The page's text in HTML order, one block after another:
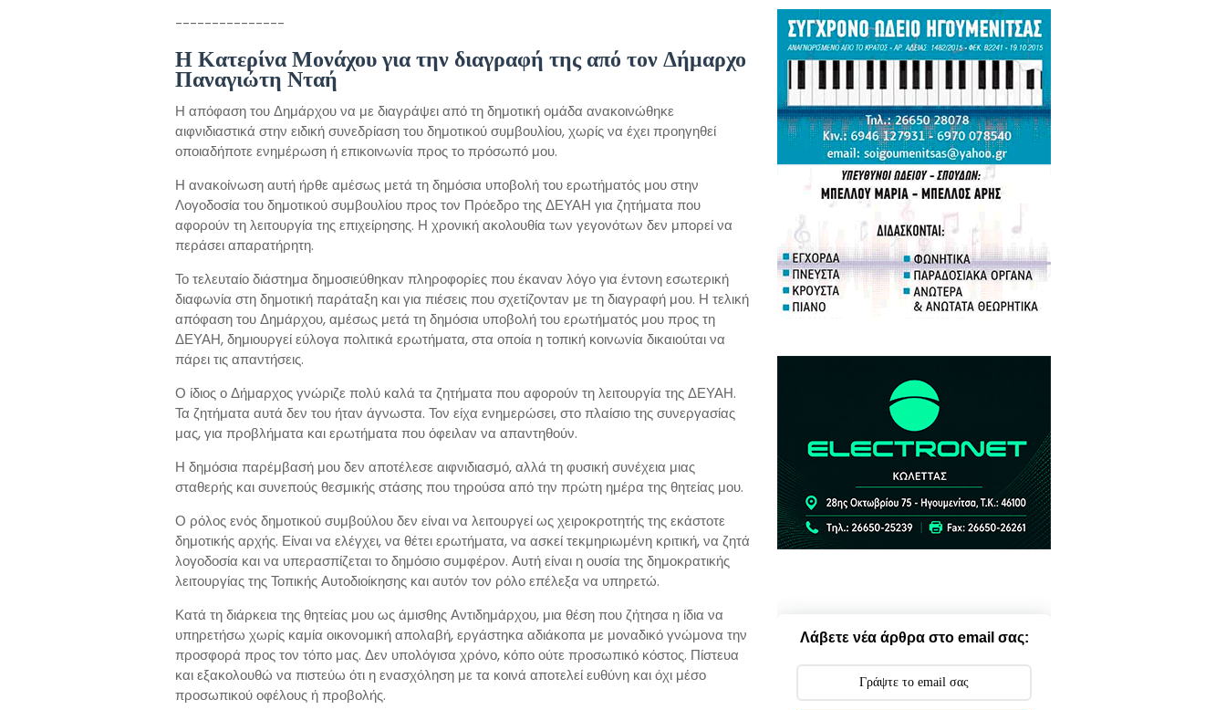
---------------
Η Κατερίνα Μονάχου για την διαγραφή της από τον Δήμαρχο
Παναγιώτη Νταή
Η απόφαση του Δημάρχου να με διαγράψει από τη δημοτική ομάδα ανακοινώθηκε
αιφνιδιαστικά στην ειδική συνεδρίαση του δημοτικού συμβουλίου, χωρίς να έχει προηγηθεί
οποιαδήποτε ενημέρωση ή επικοινωνία προς το πρόσωπό μου.
Η ανακοίνωση αυτή ήρθε αμέσως μετά τη δημόσια υποβολή του ερωτήματός μου στην
Λογοδοσία του δημοτικού συμβουλίου προς τον Πρόεδρο της ΔΕΥΑΗ για ζητήματα που
αφορούν τη λειτουργία της επιχείρησης. Η χρονική ακολουθία των γεγονότων δεν μπορεί να
περάσει απαρατήρητη.
Το τελευταίο διάστημα δημοσιεύθηκαν πληροφορίες που έκαναν λόγο για έντονη εσωτερική
διαφωνία στη δημοτική παράταξη και για πιέσεις που σχετίζονταν με τη διαγραφή μου. Η τελική
απόφαση του Δημάρχου, αμέσως μετά τη δημόσια υποβολή του ερωτήματός μου προς τη
ΔΕΥΑΗ, δημιουργεί εύλογα πολιτικά ερωτήματα, στα οποία η τοπική κοινωνία δικαιούται να
πάρει τις απαντήσεις.
Ο ίδιος ο Δήμαρχος γνώριζε πολύ καλά τα ζητήματα που αφορούν τη λειτουργία της ΔΕΥΑΗ.
Τα ζητήματα αυτά δεν του ήταν άγνωστα. Τον είχα ενημερώσει, στο πλαίσιο της συνεργασίας
μας, για προβλήματα και ερωτήματα που όφειλαν να απαντηθούν.
Η δημόσια παρέμβασή μου δεν αποτέλεσε αιφνιδιασμό, αλλά τη φυσική συνέχεια μιας
σταθερής και συνεπούς θεσμικής στάσης που τηρούσα από την πρώτη ημέρα της θητείας μου.
Ο ρόλος ενός δημοτικού συμβούλου δεν είναι να λειτουργεί ως χειροκροτητής της εκάστοτε
δημοτικής αρχής. Είναι να ελέγχει, να θέτει ερωτήματα, να ασκεί τεκμηριωμένη κριτική, να ζητά
λογοδοσία και να υπερασπίζεται το δημόσιο συμφέρον. Αυτή είναι η ουσία της δημοκρατικής
λειτουργίας της Τοπικής Αυτοδιοίκησης και αυτόν τον ρόλο επέλεξα να υπηρετώ.
Κατά τη διάρκεια της θητείας μου ως άμισθης Αντιδημάρχου, μια θέση που ζήτησα η ίδια να
υπηρετήσω χωρίς καμία οικονομική απολαβή, εργάστηκα αδιάκοπα με μοναδικό γνώμονα την
προσφορά προς τον τόπο μας. Δεν υπολόγισα χρόνο, κόπο ούτε προσωπικό κόστος. Πίστευα
και εξακολουθώ να πιστεύω ότι η ενασχόληση με τα κοινά αποτελεί ευθύνη και όχι μέσο
προσωπικού οφέλους ή προβολής.
Λάβετε νέα άρθρα στο email σας: